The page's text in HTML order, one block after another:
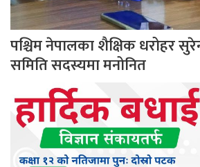
पश्चिम नेपालका शैक्षिक धरोहर
समिति सदस्यमा मनोनित